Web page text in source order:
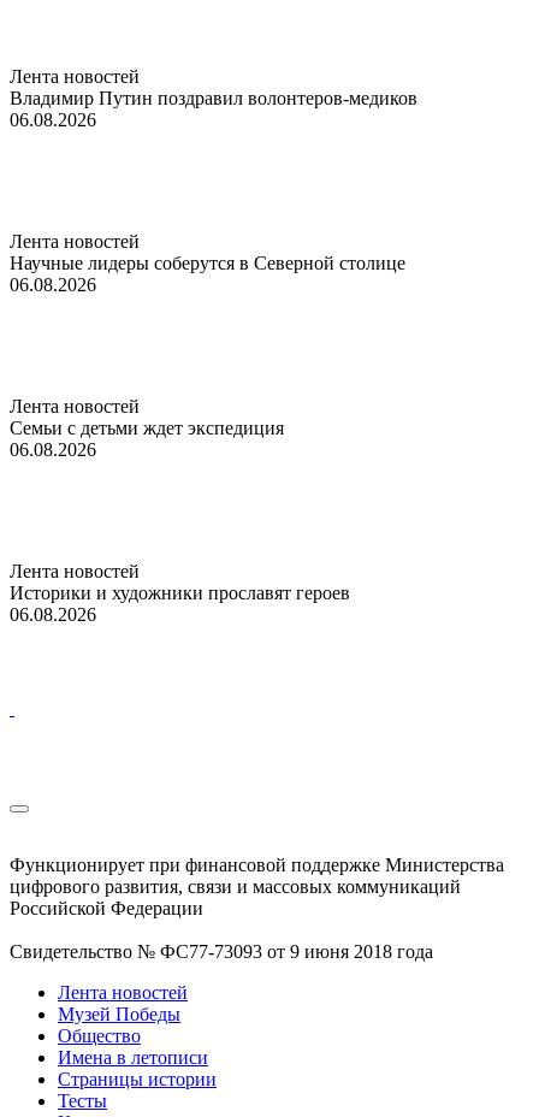
Лента новостей
Владимир Путин поздравил волонтеров-медиков
06.08.2026
Лента новостей
Научные лидеры соберутся в Северной столице
06.08.2026
Лента новостей
Семьи с детьми ждет экспедиция
06.08.2026
Лента новостей
Историки и художники прославят героев
06.08.2026
Функционирует при финансовой поддержке Министерства
цифрового развития, связи и массовых коммуникаций
Российской Федерации
Свидетельство № ФС77-73093 от 9 июня 2018 года
Лента новостей
Музей Победы
Общество
Имена в летописи
Страницы истории
Тесты